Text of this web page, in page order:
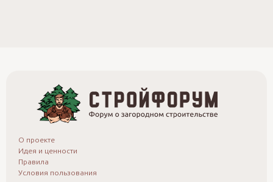
О проекте
Идея и ценности
Правила
Условия пользования